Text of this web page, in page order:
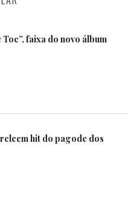
faixa do novo álbum
hit do pagode dos